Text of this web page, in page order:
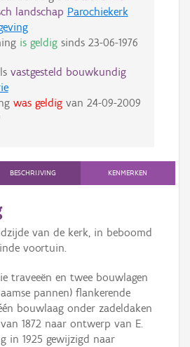
landschap Parochiekerk
is geldigsinds 23-06-1976
vastgesteld bouwkundig
was geldigvan 24-09-2009
BESCHRIJVING KENMERKEN
van de kerk, in beboomd
voortuin.
traveeën en twee bouwlagen
pannen) flankerende
bouwlaag onder zadeldaken
1872 naar ontwerp van E.
in 1925 gewijzigd naar